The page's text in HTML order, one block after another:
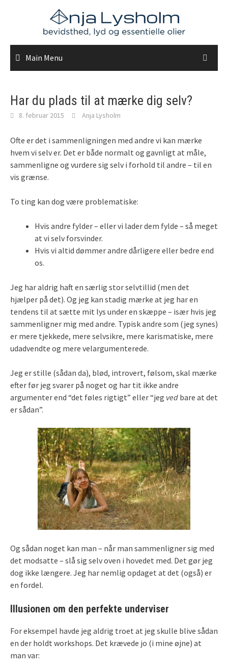
Main Menu
Har du plads til at mærke dig selv?
8. februar 2015 Anja Lysholm
Ofte er det i sammenligningen med andre vi kan mærke
hvem vi selv er. Det er både normalt og gavnligt at måle,
sammenligne og vurdere sig selv i forhold til andre – til en
vis grænse.
To ting kan dog være problematiske:
Hvis andre fylder – eller vi lader dem fylde – så meget
at vi selv forsvinder.
Hvis vi altid dømmer andre dårligere eller bedre end
os.
Jeg har aldrig haft en særlig stor selvtillid (men det
hjælper på det). Og jeg kan stadig mærke at jeg har en
tendens til at sætte mit lys under en skæppe – især hvis jeg
sammenligner mig med andre. Typisk andre som (jeg synes)
er mere tjekkede, mere selvsikre, mere karismatiske, mere
udadvendte og mere velargumenterede.
Jeg er stille (sådan da), blød, introvert, følsom, skal mærke
efter før jeg svarer på noget og har tit ikke andre
argumenter end “det føles rigtigt” eller “jeg ved bare at det
er sådan”.
Og sådan noget kan man – når man sammenligner sig med
det modsatte – slå sig selv oven i hovedet med. Det gør jeg
dog ikke længere. Jeg har nemlig opdaget at det (også) er
en fordel.
Illusionen om den perfekte underviser
For eksempel havde jeg aldrig troet at jeg skulle blive sådan
en der holdt workshops. Det krævede jo (i mine øjne) at
man var: